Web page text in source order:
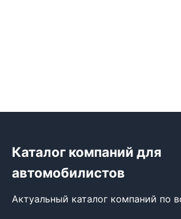
Каталог компаний для
автомобилистов
Актуальный каталог компаний по